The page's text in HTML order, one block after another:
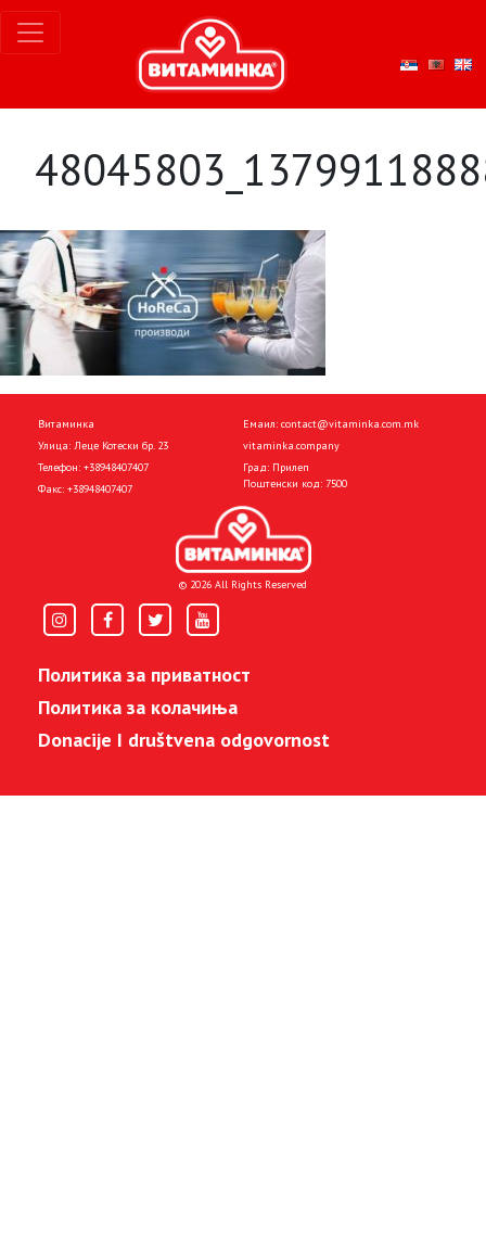
Витаминка
Улица: Леце Котески бр. 23
Телефон: +38948407407
Факс: +38948407407
Емаил: contact@vitaminka.com.mk
vitaminka.company
Град: Прилеп
Поштенски код: 7500
© 2026 All Rights Reserved
Политика за приватност
Политика за колачиња
Donacije I društvena odgovornost